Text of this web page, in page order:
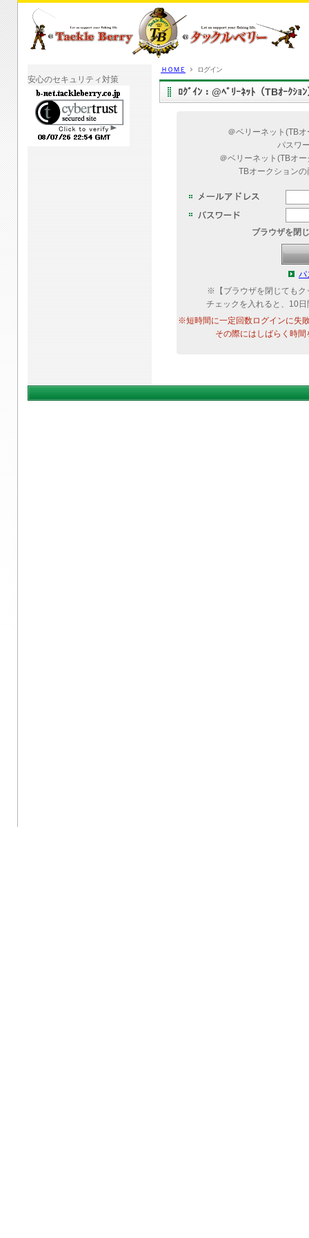
ＨＯＭＥ ログイン
ﾛｸﾞｲﾝ：@ﾍﾞﾘｰﾈｯﾄ（TBｵｰｸｼｮ
＠ベリーネット(TB
パスワ
＠ベリーネット(TBオ
TBオークション
パ
※【ブラウザを閉じてもク
チェックを入れると、10
※短時間に一定回数ログインに失
その際にはしばらく時
ブラウザを閉
安心のセキュリティ対策